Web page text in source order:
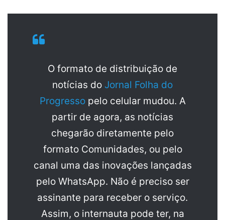
O formato de distribuição de
notícias do Jornal Folha do
Progresso pelo celular mudou. A
partir de agora, as notícias
chegarão diretamente pelo
formato Comunidades, ou pelo
canal uma das inovações lançadas
pelo WhatsApp. Não é preciso ser
assinante para receber o serviço.
Assim, o internauta pode ter, na